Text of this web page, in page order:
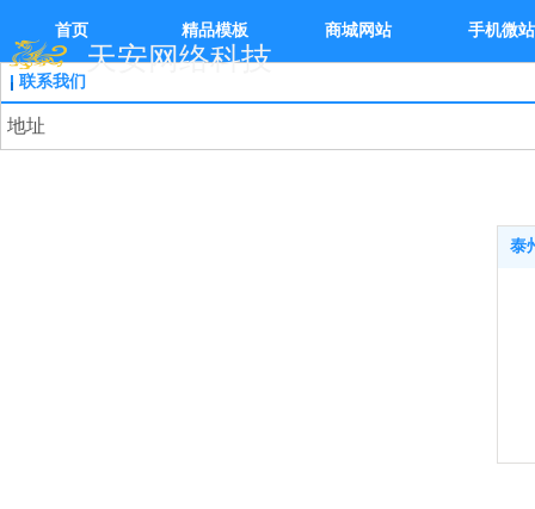
天安网络科技
首页 精品模板 商城网站 手机微站
联系我们
地址
泰